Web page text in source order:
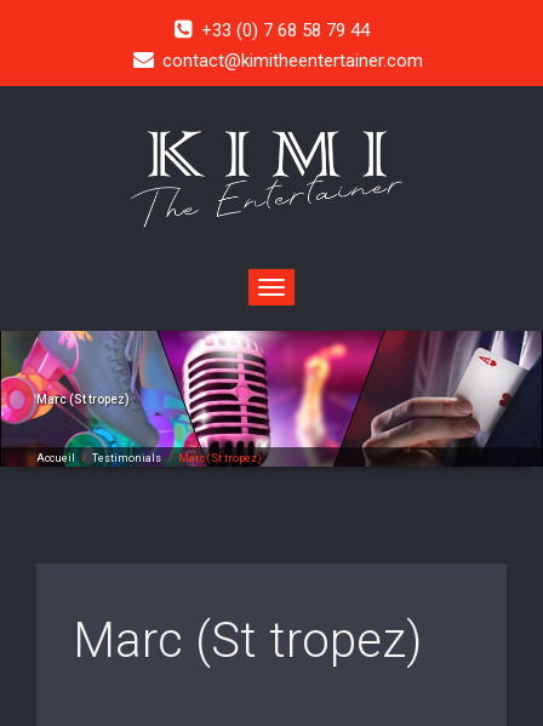
+33 (0) 7 68 58 79 44
contact@kimitheentertainer.com
Toggle
navigation
Marc (St tropez)
Accueil / Testimonials/ Marc (St tropez)
Marc (St tropez)